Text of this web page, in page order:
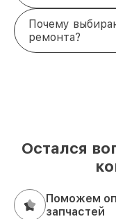
Почему
ремонта?
Остался
Поможем
запчастей